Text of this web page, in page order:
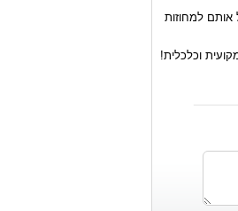
למחוזות
וכלכלית!